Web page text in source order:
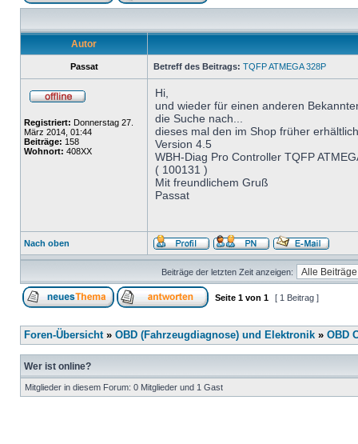
Autor
Passat Betreff des Beitrags: TQFP ATMEGA 328P
Registriert: Donnerstag 27.
März 2014, 01:44
Beiträge: 158
Wohnort: 408XX
Hi,
und wieder für einen anderen
die Suche nach...
dieses mal den im Shop früher
Version 4.5
WBH-Diag Pro Controller TQFP
( 100131 )
Mit freundlichem Gruß
Passat
Nach oben
Beiträge der letzten Zeit anzeigen:
Seite 1 von 1 [ 1 Beitrag ]
Foren-Übersicht» OBD (Fahrzeugdiagnose) und Elektronik » OBD
Wer ist online?
Mitglieder in diesem Forum: 0 Mitglieder und 1 Gast